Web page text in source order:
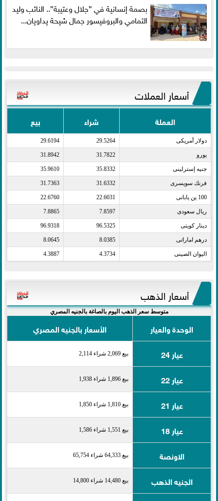
بصمة إنسانية في ”جلال وعتيبة”.. النائب وليد
التمامي والبروفيسور جمال شيحة يداويان...
أسعار العملات
العملة شراء بيع
دولار أمريكى​ 29.5264
29.6194
يورو​ 31.7822
31.8942
جنيه إسترلينى​ 35.8332
35.9610
فرنك سويسرى​ 31.6332
31.7363
100 ين يابانى​ 22.6031
22.6760
ريال سعودى​ 7.8597
7.8865
دينار كويتى​ 96.5325
96.9318
درهم اماراتى​ 8.0385
8.0645
اليوان الصينى​ 4.3734
4.3887
أسعار الذهب
متوسط سعر الذهب اليوم بالصاغة بالجنيه المصري
الوحدة والعيار
الأسعار بالجنيه المصري
عيار 24
بيع 2,069 شراء 2,114
عيار 22 بيع 1,896 شراء 1,938
عيار 21 بيع 1,810 شراء 1,850
عيار 18 بيع 1,551 شراء 1,586
الاونصة بيع 64,333 شراء 65,754
الجنيه الذهب بيع 14,480 شراء 14,800